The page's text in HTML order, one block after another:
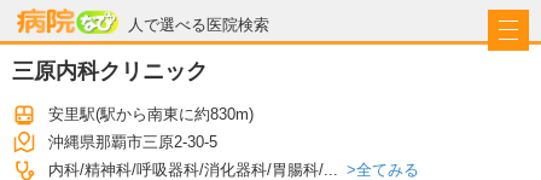
人で選べる医院検索
病院なび
三原内科クリニック
安里駅(駅から南東に約830m)
沖縄県那覇市三原2-30-5
内科 精神科 呼吸器科 消化器科 胃腸科 ... 全てみる